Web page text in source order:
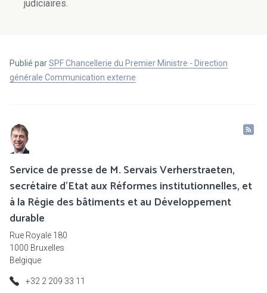
judiciaires.
Publié parSPF Chancellerie du Premier Ministre - Direction
générale Communication externe
Service de presse de M. Servais Verherstraeten,
secrétaire d'Etat aux Réformes institutionnelles, et
à la Régie des bâtiments et au Développement
durable
Rue Royale 180
1000 Bruxelles
Belgique
+32 2 209 33 11